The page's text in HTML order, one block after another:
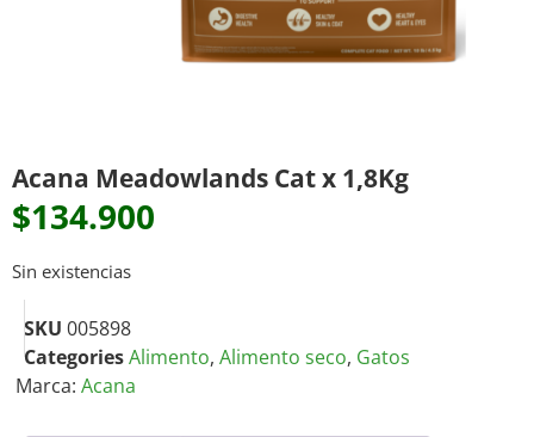
Acana Meadowlands Cat x 1,8Kg
$134.900
Sin existencias
SKU 005898
CategoriesAlimento, Alimento seco, Gatos
Marca: Acana